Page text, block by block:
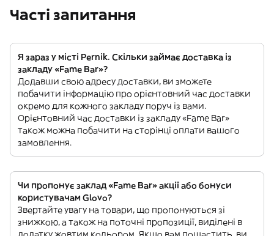
Часті запитання
Я зараз у місті Pernik. Скільки займає доставка із
закладу «Fame Bar»?
Додавши свою адресу доставки, ви зможете
побачити інформацію про орієнтовний час доставки
окремо для кожного закладу поруч із вами.
Орієнтовний час доставки із закладу «Fame Bar»
також можна побачити на сторінці оплати вашого
замовлення.
Чи пропонує заклад «Fame Bar» акції або бонуси
користувачам Glovo?
Звертайте увагу на товари, що пропонуються зі
знижкою, а також на поточні пропозиції, виділені в